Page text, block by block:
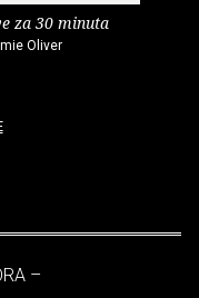
za 30 minuta
Oliver
–